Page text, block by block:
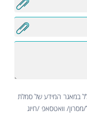
במאגר המידע של סמלת
מסרון/ וואטסאפ /חיוג